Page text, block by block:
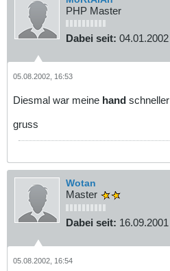
PHP Master
Dabei seit: 04.01.2002
05.08.2002, 16:53
Diesmal war meine hand schneller
gruss
Wotan
Master
Dabei seit: 16.09.2001
05.08.2002, 16:54